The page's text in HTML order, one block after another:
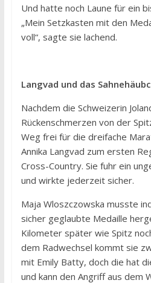
Und hatte noch Laune für ein
„Mein Setzkasten mit den
voll“, sagte sie lachend.
Langvad und das
Nachdem die Schweizerin
Rückenschmerzen von der
Weg frei für die dreifache
Annika Langvad zum ersten
Cross-Country. Sie fuhr ein
und wirkte jederzeit sicher.
Maja Wloszczowska musste
sicher geglaubte Medaille
Kilometer später wie Spitz
dem Radwechsel kommt sie
mit Emily Batty, doch die hat
und kann den Angriff aus dem